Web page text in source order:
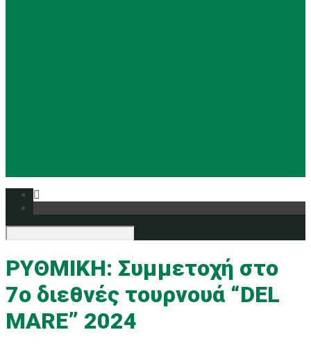
ΡΥΘΜΙΚΗ: Συμμετοχή στο
7o διεθνές τουρνουά “DEL
MARE” 2024